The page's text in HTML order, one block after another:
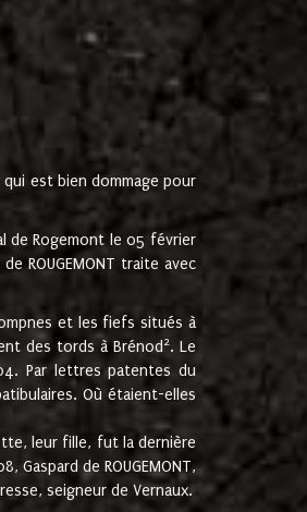
est bien dommage pour
de Rogemont le 05 février
ROUGEMONT traite avec
et les fiefs situés à
des tords à Brénod 2. Le
Par lettres patentes du
Où étaient-elles
leur fille, fut la dernière
Gaspard de ROUGEMONT,
seigneur de Vernaux.